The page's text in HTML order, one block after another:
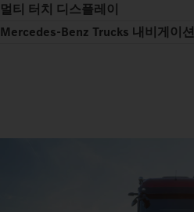
멀티 터치 디스플레이
Mercedes-Benz Trucks 내비게이션